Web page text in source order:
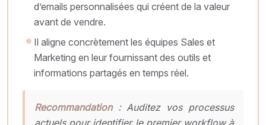
d’emails personnalisées qui créent de la valeur
avant de vendre.
Il aligne concrètement les équipes Sales et
Marketing en leur fournissant des outils et
informations partagés en temps réel.
Recommandation :Auditez vos processus
actuels pour identifier le premier workflow à